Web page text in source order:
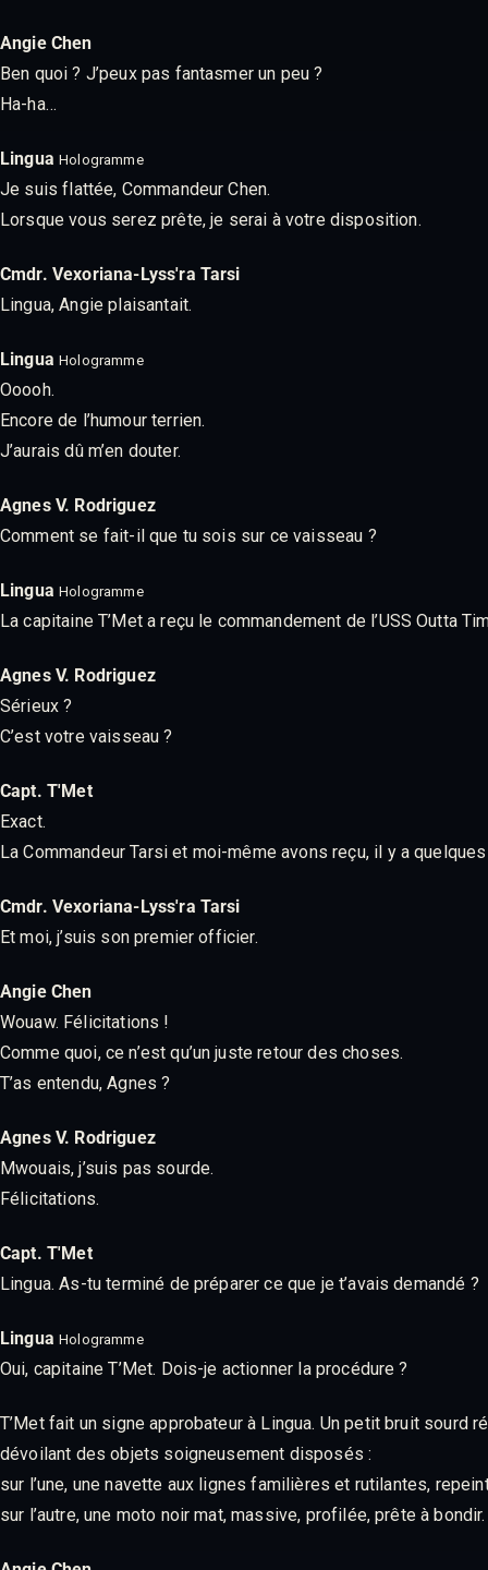
Angie Chen
Ben quoi ? J’peux pas fantasmer un peu ?
Ha-ha…
Lingua Hologramme
Je suis flattée, Commandeur Chen.
Lorsque vous serez prête, je serai à votre disposition.
Cmdr. Vexoriana-Lyss'ra Tarsi
Lingua, Angie plaisantait.
Lingua Hologramme
Ooooh.
Encore de l’humour terrien.
J’aurais dû m’en douter.
Agnes V. Rodriguez
Comment se fait-il que tu sois sur ce vaisseau ?
Lingua Hologramme
La capitaine T’Met a reçu le commandement de l’USS Outta
Agnes V. Rodriguez
Sérieux ?
C’est votre vaisseau ?
Capt. T'Met
Exact.
La Commandeur Tarsi et moi-même avons reçu, il y a
Cmdr. Vexoriana-Lyss'ra Tarsi
Et moi, j’suis son premier officier.
Angie Chen
Wouaw. Félicitations !
Comme quoi, ce n’est qu’un juste retour des choses.
T’as entendu, Agnes ?
Agnes V. Rodriguez
Mwouais, j’suis pas sourde.
Félicitations.
Capt. T'Met
Lingua. As-tu terminé de préparer ce que je t’avais demandé ?
Lingua Hologramme
Oui, capitaine T’Met. Dois-je actionner la procédure ?
T’Met fait un signe approbateur à Lingua. Un petit bruit sourd
dévoilant des objets soigneusement disposés :
sur l’une, une navette aux lignes familières et rutilantes,
sur l’autre, une moto noir mat, massive, profilée, prête à